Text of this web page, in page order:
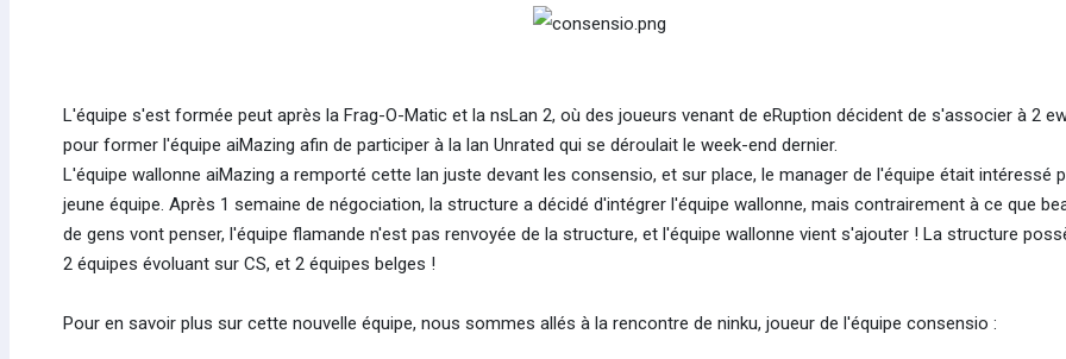
L'équipe s'est formée peut après la Frag-O-Matic et la nsLan 2, où des joueurs venant de eRuption décident de s'associer à 2
pour former l'équipe aiMazing afin de participer à la lan Unrated qui se déroulait le week-end dernier.
L'équipe wallonne aiMazing a remporté cette lan juste devant les consensio, et sur place, le manager de l'équipe était intéressé
jeune équipe. Après 1 semaine de négociation, la structure a décidé d'intégrer l'équipe wallonne, mais contrairement à ce que
de gens vont penser, l'équipe flamande n'est pas renvoyée de la structure, et l'équipe wallonne vient s'ajouter ! La structure
2 équipes évoluant sur CS, et 2 équipes belges !
Pour en savoir plus sur cette nouvelle équipe, nous sommes allés à la rencontre de ninku, joueur de l'équipe consensio :